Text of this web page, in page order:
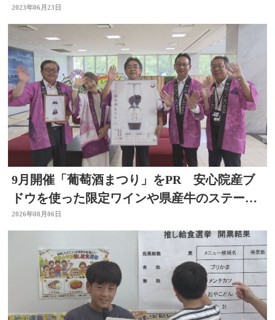
って」 大分
2023年06月23日
9月開催「葡萄酒まつり」をPR 安心院産ブ
ドウを使った限定ワインや県産牛のステーキ
など 大分
2026年08月06日